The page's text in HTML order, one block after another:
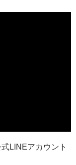
LINEアカウント